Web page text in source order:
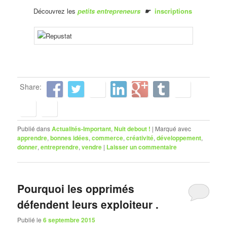
Découvrez les petits entrepreneurs☛ inscriptions
Share:
Publié dansActualités-Important,Nuit debout ! | Marqué avec
apprendre,bonnes idées,commerce,créativité,développement,
donner,entreprendre,vendre | Laisser un commentaire
Pourquoi les opprimés
défendent leurs exploiteur .
Publié le6 septembre 2015